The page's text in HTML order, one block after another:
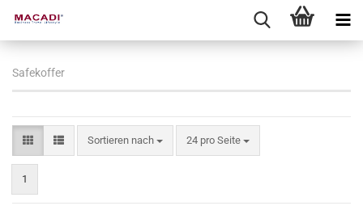
Safekoffer
Sortieren nach
Sortieren nach 24 pro Seite
pro Seite
1